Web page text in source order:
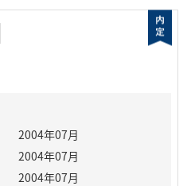
2004年07月
2004年07月
2004年07月